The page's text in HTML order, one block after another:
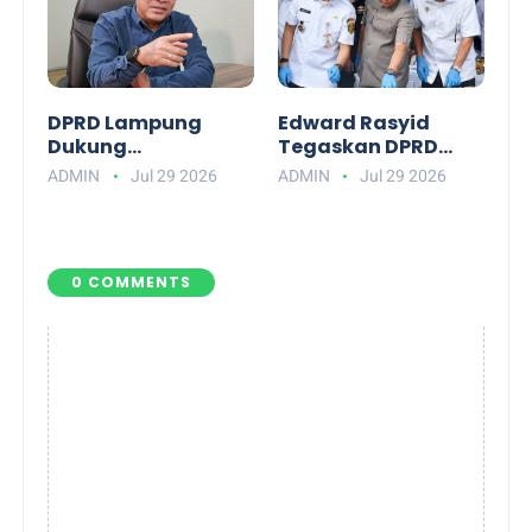
DPRD Lampung
Dukung
Pemutakhiran Data
ADMIN Jul 29 2026
Edward Rasyid
Tegaskan DPRD
Lampung Dukung
ADMIN Jul 29 2026
0 COMMENTS